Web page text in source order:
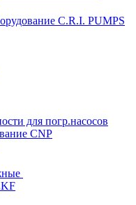
C.R.I. PUMPS
для погр.насосов
CNP